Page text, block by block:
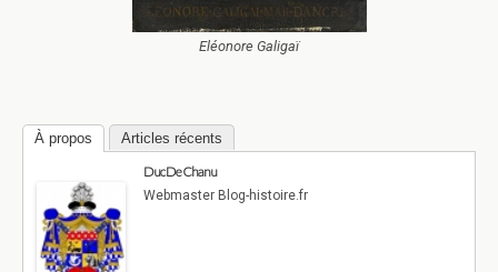
Eléonore Galigaï
À propos
Articles récents
Duc De Chanu
Webmaster Blog-histoire.fr